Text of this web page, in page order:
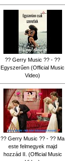
?? Gerry Music ?? - ??
Egyszerűen (Official Music
Video)
?? Gerry Music ?? - ?? Ma
este felmegyek majd
hozzád II. (Official Music